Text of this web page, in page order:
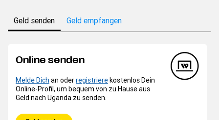
Geld senden Geld empfangen
Online senden
Melde Dich an oderregistrierekostenlos Dein
Online-Profil, um bequem von zu Hause aus
Geld nach Uganda zu senden.